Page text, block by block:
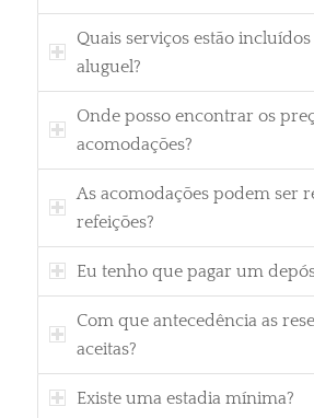
Quais serviços estão
aluguel?
Onde posso encontrar os
acomodações?
As acomodações podem ser
refeições?
Eu tenho que pagar um
Com que antecedência as
aceitas?
Existe uma estadia mínima?